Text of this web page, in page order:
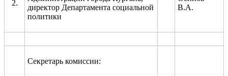
2.
директор Департамента социальной
политики
В.А.
Секретарь комиссии: